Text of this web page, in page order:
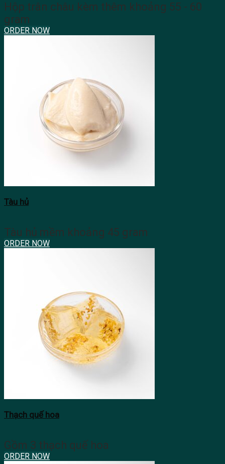
Hộp trân châu kèm thêm khoảng 55 - 60
gram
ORDER NOW
Tàu hủ
Tàu hủ mềm khoảng 45 gram
ORDER NOW
Thạch quế hoa
Gồm 3 thạch quế hoa
ORDER NOW